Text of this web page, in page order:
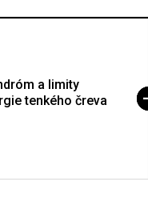
a limity
tenkého čreva